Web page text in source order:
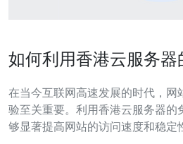
如何利用香港云服务器
在当今互联网高速发展的时代，网
验至关重要。利用香港云服务器的
够显著提高网站的访问速度和稳定